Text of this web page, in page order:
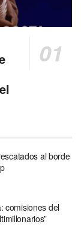
al borde
comisiones del